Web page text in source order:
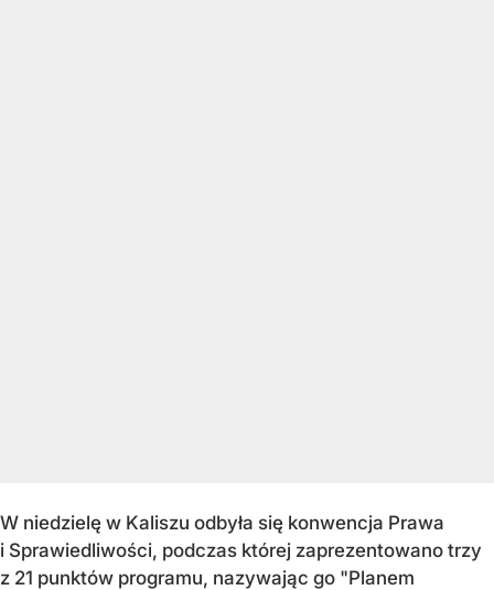
W niedzielę w Kaliszu odbyła się konwencja Prawa
i Sprawiedliwości, podczas której zaprezentowano trzy
z 21 punktów programu, nazywając go "Planem